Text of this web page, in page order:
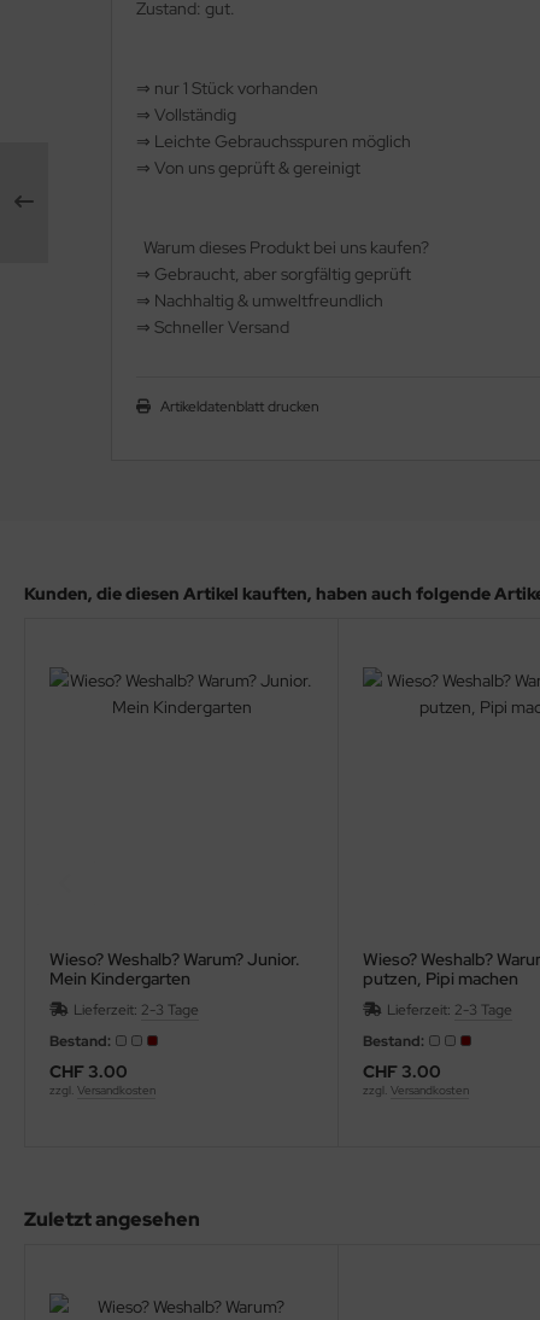
Zustand: gut.
⇒ nur 1 Stück vorhanden
⇒ Vollständig
⇒ ️ Leichte Gebrauchsspuren möglich
⇒ Von uns geprüft & gereinigt
Warum dieses Produkt bei uns kaufen?
⇒ ️ Gebraucht, aber sorgfältig geprüft
⇒ ️ Nachhaltig & umweltfreundlich
⇒ ️ Schneller Versand
Artikeldatenblatt drucken
Kunden, die diesen Artikel kauften, haben auch folgende
Wieso? Weshalb? Warum? Junior.
Mein Kindergarten
Lieferzeit: 2-3 Tage
Bestand:
CHF 3.00
zzgl. Versandkosten
Wieso? Weshalb?
putzen, Pipi machen
Lieferzeit: 2-3 Tage
Bestand:
CHF 3.00
zzgl.Versandkosten
Zuletzt angesehen
Spiele